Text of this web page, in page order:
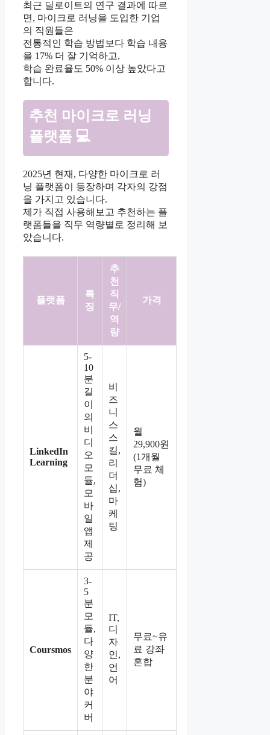
최근 딜로이트의 연구 결과에 따르
면, 마이크로 러닝을 도입한 기업
의 직원들은
전통적인 학습 방법보다 학습 내용
을 17% 더 잘 기억하고,
학습 완료율도 50% 이상 높았다고
합니다.
추천 마이크로 러닝
플랫폼 💻
2025년 현재, 다양한 마이크로 러
닝 플랫폼이 등장하며 각자의 강점
을 가지고 있습니다.
제가 직접 사용해보고 추천하는 플
랫폼들을 직무 역량별로 정리해 보
았습니다.
플랫폼
특
징
추
천
직
무/
역
량
가격
LinkedIn
Learning
5-
10
분
길
이
의
비
디
오
모
듈,
모
바
일
앱
제
공
비
즈
니
스
스
킬,
리
더
십,
마
케
팅
월
29,900원
(1개월
무료 체
험)
Coursmos
3-
5
분
모
듈,
다
양
한
분
야
커
버
IT,
디
자
인,
언
어
무료~유
료 강좌
혼합